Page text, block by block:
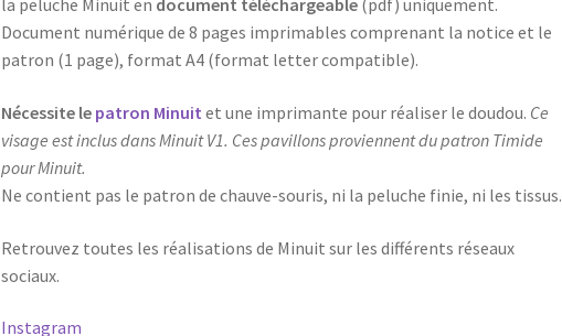
la peluche Minuit en document téléchargeable(pdf) uniquement.
Document numérique de 8 pages imprimables comprenant la notice et le
patron (1 page), format A4 (format letter compatible).
Nécessite le patron Minuit et une imprimante pour réaliser le doudou. Ce
visage est inclus dans Minuit V1. Ces pavillons proviennent du patron Timide
pour Minuit.
Ne contient pas le patron de chauve-souris, ni la peluche finie, ni les tissus.
Retrouvez toutes les réalisations de Minuit sur les différents réseaux
sociaux.
Instagram